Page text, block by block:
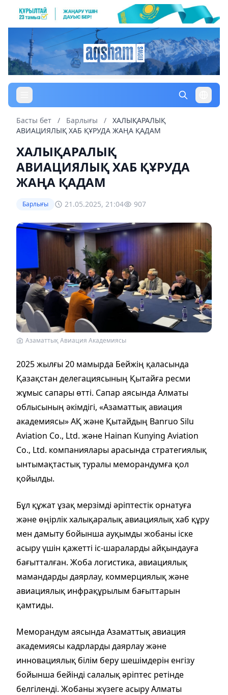
Басты бет / Барлығы /
ХАЛЫҚАРАЛЫҚ
АВИАЦИЯЛЫҚ ХАБ ҚҰРУДА ЖАҢА ҚАДАМ
ХАЛЫҚАРАЛЫҚ
АВИАЦИЯЛЫҚ ХАБ ҚҰРУДА
ЖАҢА ҚАДАМ
Барлығы 21.05.2025, 21:04 907
Азаматтық Авиация Академиясы
2025 жылғы 20 мамырда Бейжің қаласында
Қазақстан делегациясының Қытайға ресми
жұмыс сапары өтті. Сапар аясында Алматы
облысының әкімдігі, «Азаматтық авиация
академиясы» АҚ және Қытайдың Banruo Silu
Aviation Co., Ltd. және Hainan Kunying Aviation
Co., Ltd. компаниялары арасында стратегиялық
ынтымақтастық туралы меморандумға қол
қойылды.
Бұл құжат ұзақ мерзімді әріптестік орнатуға
және өңірлік халықаралық авиациялық хаб құру
мен дамыту бойынша ауқымды жобаны іске
асыру үшін қажетті іс-шараларды айқындауға
бағытталған. Жоба логистика, авиациялық
мамандарды даярлау, коммерциялық және
авиациялық инфрақұрылым бағыттарын
қамтиды.
Меморандум аясында Азаматтық авиация
академиясы кадрларды даярлау және
инновациялық білім беру шешімдерін енгізу
бойынша бейінді салалық әріптес ретінде
белгіленді. Жобаны жүзеге асыру Алматы